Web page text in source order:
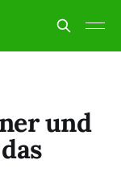
und